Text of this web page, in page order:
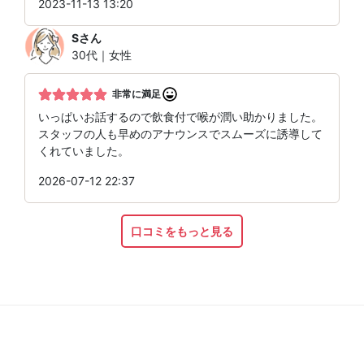
2023-11-13 13:20
Sさん
30代｜女性
非常に満足
いっぱいお話するので飲食付で喉が潤い助かりました。
スタッフの人も早めのアナウンスでスムーズに誘導して
くれていました。
2026-07-12 22:37
口コミをもっと見る